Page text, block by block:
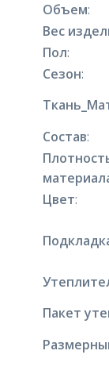
Объем:
Вес
Пол:
Сезон:
Состав:
Цвет:
Пакет